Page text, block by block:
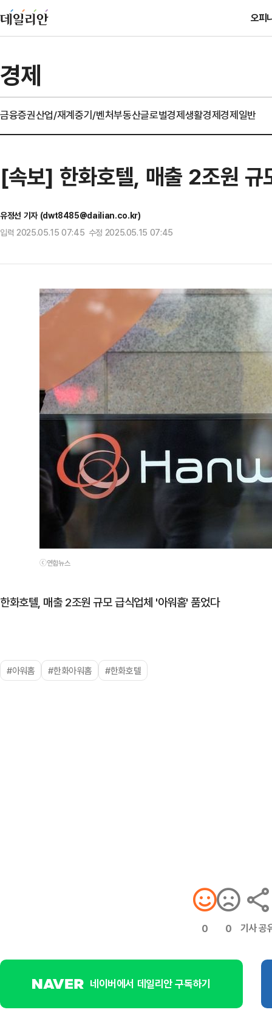
오피
경제
금융증권산업/재계중기/벤처부동산글로벌경제생활경제경제일반
[속보] 한화호텔, 매출 2조원 규
유정선 기자 (dwt8485@dailian.co.kr)
입력 2025.05.15 07:45 수정 2025.05.15 07:45
ⓒ연합뉴스
한화호텔, 매출 2조원 규모 급식업체 '아워홈' 품었다
#아워홈 #한화아워홈 #한화호텔
0 0 기사 공
네이버에서 데일리안 구독하기